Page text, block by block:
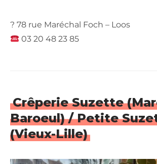
? 78 rue Maréchal Foch – Loos
03 20 48 23 85
Crêperie Suzette
Baroeul) / Petite
(Vieux-Lille)